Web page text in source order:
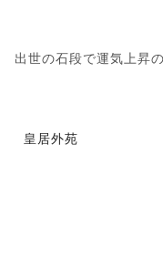
出世の石段で運気上昇
皇居外苑